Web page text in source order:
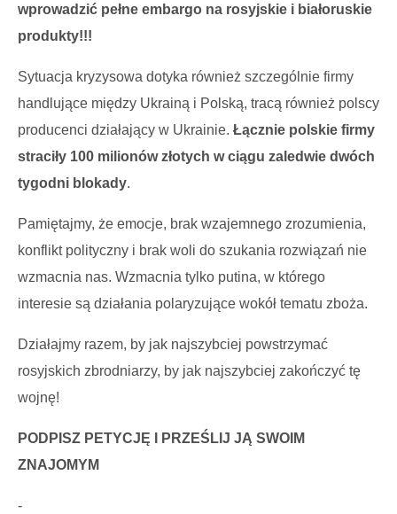
wprowadzić pełne embargo na rosyjskie i białoruskie
produkty!!!
Sytuacja kryzysowa dotyka również szczególnie firmy
handlujące między Ukrainą i Polską, tracą również polscy
producenci działający w Ukrainie. Łącznie polskie firmy
straciły 100 milionów złotych w ciągu zaledwie dwóch
tygodni blokady.
Pamiętajmy, że emocje, brak wzajemnego zrozumienia,
konflikt polityczny i brak woli do szukania rozwiązań nie
wzmacnia nas. Wzmacnia tylko putina, w którego
interesie są działania polaryzujące wokół tematu zboża.
Działajmy razem, by jak najszybciej powstrzymać
rosyjskich zbrodniarzy, by jak najszybciej zakończyć tę
wojnę!
PODPISZ PETYCJĘ I PRZEŚLIJ JĄ SWOIM
ZNAJOMYM
-